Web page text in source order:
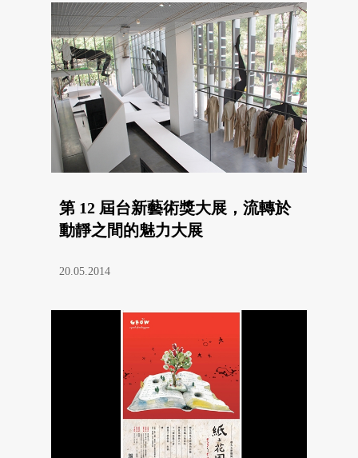
第 12 屆台新藝術獎大展，流轉於
動靜之間的魅力大展
20.05.2014